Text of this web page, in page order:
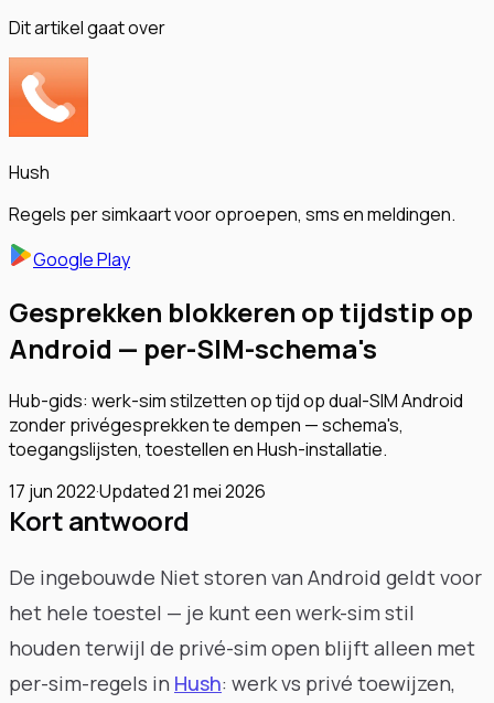
Dit artikel gaat over
Hush
Regels per simkaart voor oproepen, sms en meldingen.
Google Play
Gesprekken blokkeren op tijdstip op
Android — per-SIM-schema's
Hub-gids: werk-sim stilzetten op tijd op dual-SIM Android
zonder privégesprekken te dempen — schema's,
toegangslijsten, toestellen en Hush-installatie.
17 jun 2022·Updated21 mei 2026
Kort antwoord
De ingebouwde Niet storen van Android geldt voor
het hele toestel — je kunt een werk-sim stil
houden terwijl de privé-sim open blijft alleen met
per-sim-regels in Hush: werk vs privé toewijzen,